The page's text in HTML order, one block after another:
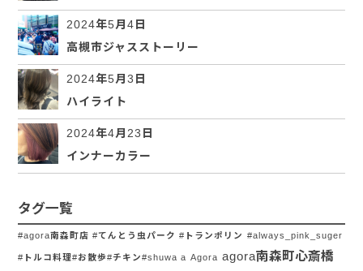
2024年5月4日
高槻市ジャスストーリー
2024年5月3日
ハイライト
2024年4月23日
インナーカラー
タグ一覧
#agora南森町店 #てんとう虫パーク #トランポリン #always_pink_suger
#トルコ料理#お散歩#チキン#shuwa a Agora agora南森町心斎橋